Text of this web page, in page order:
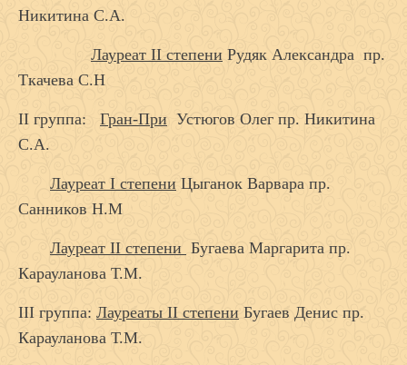
Никитина С.А.
Лауреат II степени Рудяк Александра пр.
Ткачева С.Н
II группа: Гран-При Устюгов Олег пр. Никитина
С.А.
Лауреат I степени Цыганок Варвара пр.
Санников Н.М
Лауреат II степени Бугаева Маргарита пр.
Карауланова Т.М.
III группа: Лауреаты II степени Бугаев Денис пр.
Карауланова Т.М.